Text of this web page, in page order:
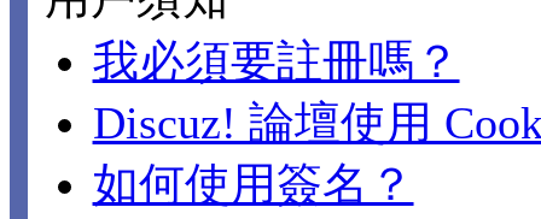
我必須要註冊嗎？
Discuz! 論壇使用
如何使用簽名？